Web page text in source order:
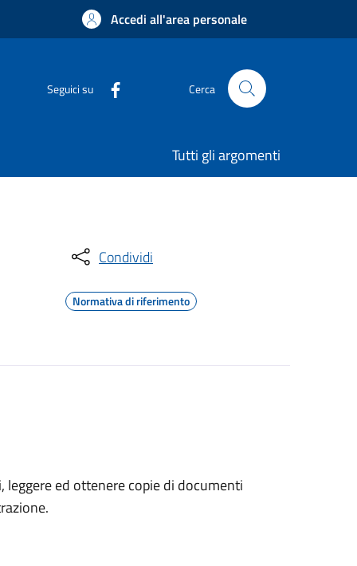
Accedi all'area personale
Seguici su Cerca
Tutti gli argomenti
Condividi
Normativa di riferimento
ed ottenere copie di documenti